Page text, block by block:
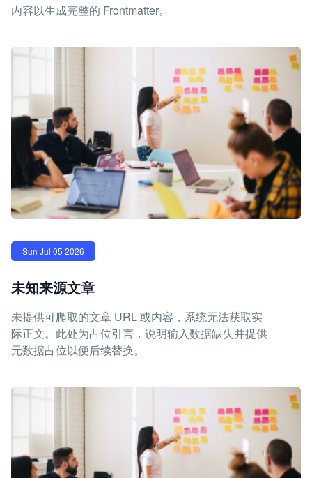
内容以生成完整的 Frontmatter。
Sun Jul 05 2026
未知来源文章
未提供可爬取的文章 URL 或内容，系统无法获取实
际正文。此处为占位引言，说明输入数据缺失并提供
元数据占位以便后续替换。